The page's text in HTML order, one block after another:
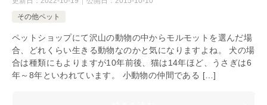
その他ペット
ペットショップにて沢山の動物の中からモルモットを選んだ場
合、どれくらい生きる動物なのかと気になりますよね。 犬の場
合は種類にもよりますが10年前後、猫は14年ほど、うさぎは6
年～8年といわれています。 小動物の仲間である […]